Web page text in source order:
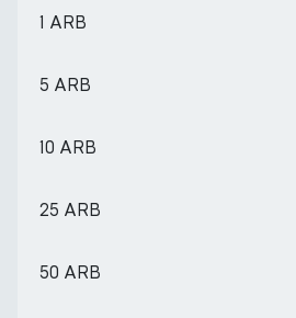
1 ARB
5 ARB
10 ARB
25 ARB
50 ARB